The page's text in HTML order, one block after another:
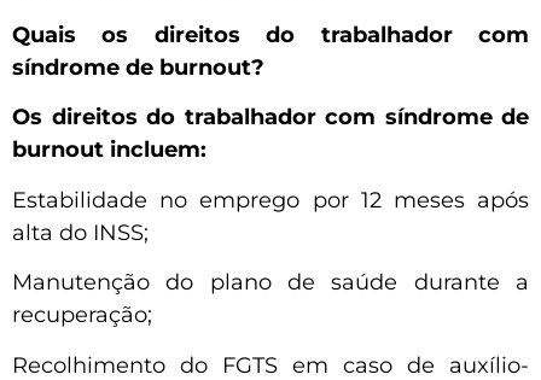
Quais os direitos do trabalhador com
síndrome de burnout?
Os direitos do trabalhador com síndrome de
burnout incluem:
Estabilidade no emprego por 12 meses após
alta do INSS;
Manutenção do plano de saúde durante a
recuperação;
Recolhimento do FGTS em caso de auxílio-